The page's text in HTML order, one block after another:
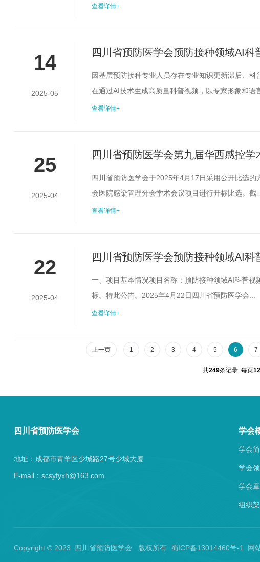
二、比选对象要求(一)入选四川省预防医学会活动服
查看详情+
14
2025-05
四川省预防医学会预防接种领域AI
因基层预防接种专业人员存在专业知识更新滞后、
在通过AI技术生成高质量科普视频，以专家形象和
作服务，欢迎符合要求的企业积极参加评选，比选
查看详情+
25
2025-04
四川省预防医学会第九届华西感控
学术会议项目比选结果公示
四川省预防医学会于2025年4月17日采用公开比选
会医院感染管理分会学术会议项目进行开标比选。
评定工作。现将评选结果公布如下：此次比选结果
查看详情+
22
2025-04
四川省预防医学会预防接种领域AI
一、项目基本情况项目名称：预防接种领域AI科普
标。特此公告。2025年4月22日四川省预防医学会...
查看详情+
上一页 1 2 3 4 5 6 7
共249条记录 每页
四川省预防医学会
地址：成都市青羊区少城路27号少城大厦
E-mail：scsyfyxh@163.com
学会
学会
学会
学会
组织
Copyright © 2023 四川省预防医学会 版权所有 蜀ICP备13014460号-1 网站